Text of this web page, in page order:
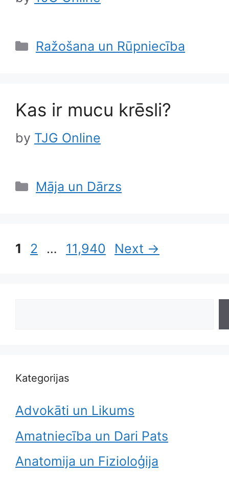
Categories
Ražošana un Rūpniecība
Kas ir mucu krēsli?
by TJG Online
Categories
Māja un Dārzs
Page
1 Page
2 … Page
11,940 Next →
Kategorijas
Advokāti un Likums
Amatniecība un Dari Pats
Anatomija un Fizioloģija